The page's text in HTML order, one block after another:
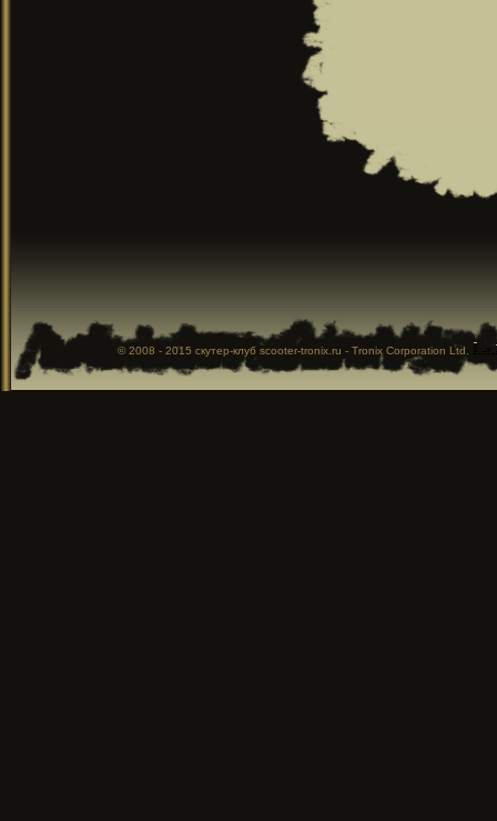
© 2008 - 2015 скутер-клуб scooter-tronix.ru - Tronix Corporation Ltd.